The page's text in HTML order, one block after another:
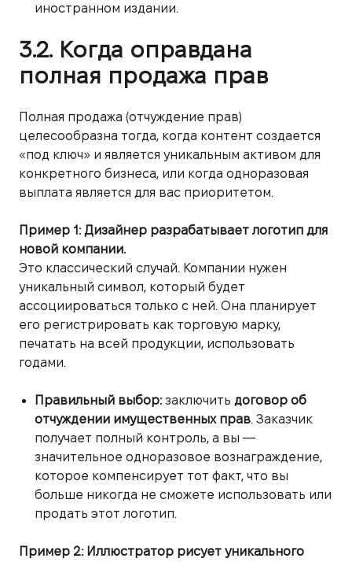
иностранном издании.
3.2. Когда оправдана
полная продажа прав
Полная продажа (отчуждение прав)
целесообразна тогда, когда контент создается
«под ключ» и является уникальным активом для
конкретного бизнеса, или когда одноразовая
выплата является для вас приоритетом.
Пример 1: Дизайнер разрабатывает логотип для
новой компании.
Это классический случай. Компании нужен
уникальный символ, который будет
ассоциироваться только с ней. Она планирует
его регистрировать как торговую марку,
печатать на всей продукции, использовать
годами.
Правильный выбор:заключить договор об
отчуждении имущественных прав. Заказчик
получает полный контроль, а вы —
значительное одноразовое вознаграждение,
которое компенсирует тот факт, что вы
больше никогда не сможете использовать или
продать этот логотип.
Пример 2: Иллюстратор рисует уникального